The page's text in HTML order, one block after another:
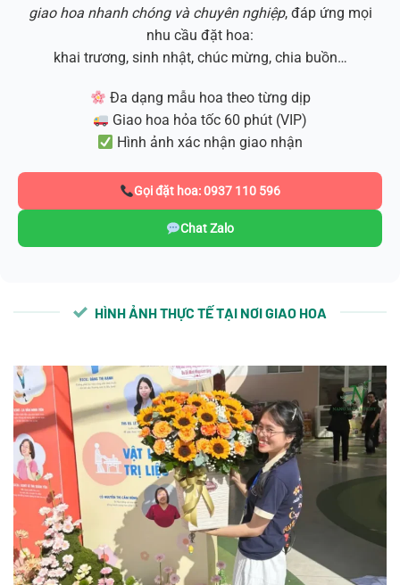
giao hoa nhanh chóng và chuyên nghiệp, đáp ứng mọi
nhu cầu đặt hoa:
khai trương, sinh nhật, chúc mừng, chia buồn…
Đa dạng mẫu hoa theo từng dịp
Giao hoa hỏa tốc 60 phút (VIP)
Hình ảnh xác nhận giao nhận
Gọi đặt hoa: 0937 110 596
Chat Zalo
HÌNH ẢNH THỰC TẾ TẠI NƠI GIAO HOA